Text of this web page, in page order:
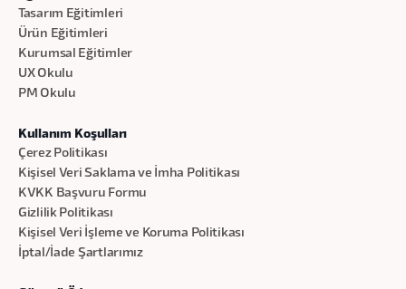
Tasarım Eğitimleri
Ürün Eğitimleri
Kurumsal Eğitimler
UX Okulu
PM Okulu
Kullanım Koşulları
Çerez Politikası
Kişisel Veri Saklama ve İmha Politikası
KVKK Başvuru Formu
Gizlilik Politikası
Kişisel Veri İşleme ve Koruma Politikası
İptal/İade Şartlarımız